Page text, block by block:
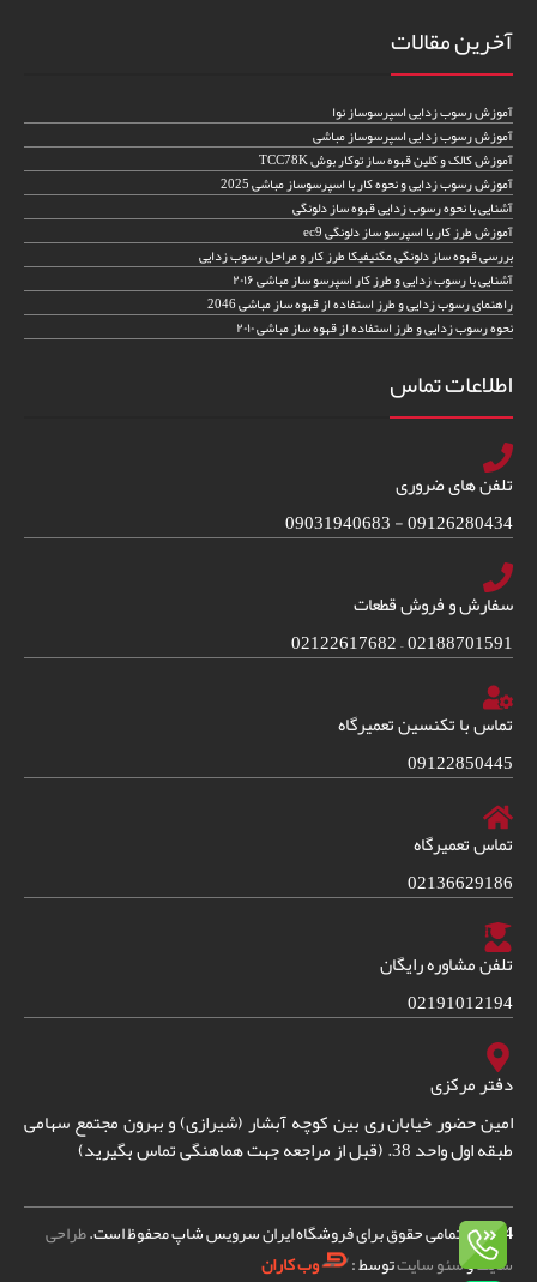
آخرین مقالات
آموزش رسوب زدایی اسپرسوساز نوا
آموزش رسوب زدایی اسپرسوساز مباشی
آموزش کالک و کلین قهوه ساز توکار بوش TCC78K
آموزش رسوب زدایی و نحوه کار با اسپرسوساز مباشی 2025
آشنایی با نحوه رسوب زدایی قهوه ساز دلونگی
آموزش طرز کار با اسپرسو ساز دلونگی ec9
بررسی قهوه ساز دلونگی مگنیفیکا طرز کار و مراحل رسوب زدایی
آشنایی با رسوب زدایی و طرز کار اسپرسو ساز مباشی ۲۰۱۶
راهنمای رسوب زدایی و طرز استفاده از قهوه ساز مباشی 2046
نحوه رسوب زدایی و طرز استفاده از قهوه ساز مباشی ۲۰۱۰
اطلاعات تماس
تلفن های ضروری
09126280434 - 09031940683
سفارش و فروش قطعات
02188701591 – 02122617682
تماس با تکنسین تعمیرگاه
09122850445
تماس تعمیرگاه
02136629186
تلفن مشاوره رایگان
02191012194
دفتر مرکزی
امین حضور خیابان ری بین کوچه آبشار (شیرازی) و بهرون مجتمع سهامی
طبقه اول واحد 38. (قبل از مراجعه جهت هماهنگی تماس بگیرید)
2024© – تمامی حقوق برای فروشگاه ایران سرویس شاپ محفوظ است.طراحی
سایتوسئو سایتتوسط : وب کاران